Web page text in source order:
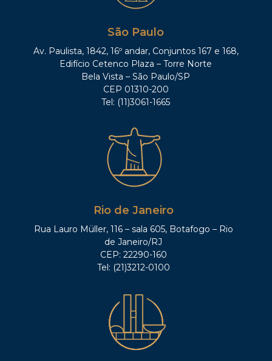
São Paulo
Av. Paulista, 1842, 16º andar, Conjuntos 167 e 168,
Edifício Cetenco Plaza – Torre Norte
Bela Vista – São Paulo/SP
CEP 01310-200
Tel: (11)3061-1665
Rio de Janeiro
Rua Lauro Müller, 116 – sala 605, Botafogo – Rio
de Janeiro/RJ
CEP: 22290-160
Tel: (21)3212-0100